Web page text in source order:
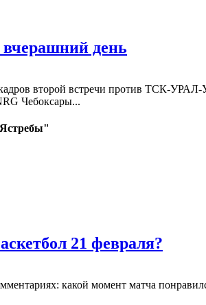
день
кадров второй встречи против ТСК-
Чебоксары...
21 февраля?
какой момент матча